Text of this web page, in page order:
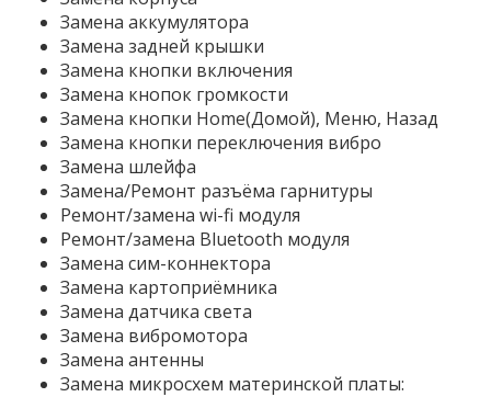
Замена аккумулятора
Замена задней крышки
Замена кнопки включения
Замена кнопок громкости
Замена кнопки Home(Домой), Меню, Назад
Замена кнопки переключения вибро
Замена шлейфа
Замена/Ремонт разъёма гарнитуры
Ремонт/замена wi-fi модуля
Ремонт/замена Bluetooth модуля
Замена сим-коннектора
Замена картоприёмника
Замена датчика света
Замена вибромотора
Замена антенны
Замена микросхем материнской платы: